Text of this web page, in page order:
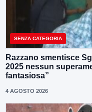
SENZA CATEGORIA
Razzano smentisce
2025 nessun
fantasiosa”
4 AGOSTO 2026